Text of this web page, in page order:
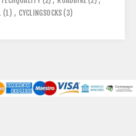
(1) , CYCLINGSOCKS (3)